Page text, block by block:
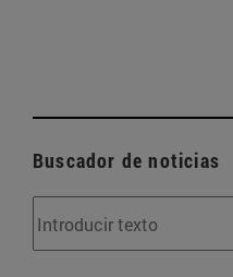
Buscador de noticias